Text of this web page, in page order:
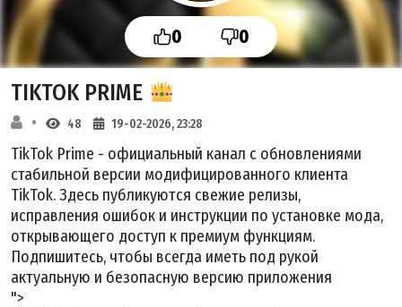
0 0
TIKTOK PRIME
48 19-02-2026, 23:28
TikTok Prime - официальный канал с обновлениями
стабильной версии модифицированного клиента
TikTok. Здесь публикуются свежие релизы,
исправления ошибок и инструкции по установке мода,
открывающего доступ к премиум функциям.
Подпишитесь, чтобы всегда иметь под рукой
актуальную и безопасную версию приложения
">